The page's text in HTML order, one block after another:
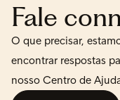
Fale
O que precisar,
encontrar respostas
nosso Centro de